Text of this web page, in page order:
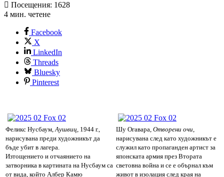
Посещения: 1628
4 мин. четене
Facebook
X
LinkedIn
Threads
Bluesky
Pinterest
Феликс Нусбаум,Аушвиц, 1944 г.,
нарисувана преди художникът да
бъде убит в лагера.
Изтощението и отчаянието на
затворника в картината на Нусбаум са
от вида, който Албер Камю
Шу Огавара, Отворени очи,
нарисувана след като художникът е
служил като пропаганден артист за
японската армия през Втората
световна война и се е обърнал към
живот в изолация след края на